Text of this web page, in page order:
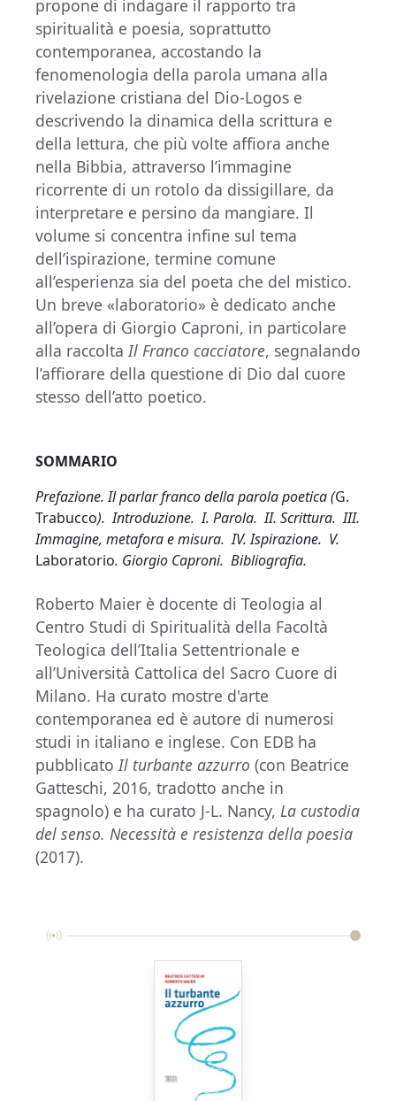
propone di indagare il rapporto tra
spiritualità e poesia, soprattutto
contemporanea, accostando la
fenomenologia della parola umana alla
rivelazione cristiana del Dio-Logos e
descrivendo la dinamica della scrittura e
della lettura, che più volte affiora anche
nella Bibbia, attraverso l’immagine
ricorrente di un rotolo da dissigillare, da
interpretare e persino da mangiare. Il
volume si concentra infine sul tema
dell’ispirazione, termine comune
all’esperienza sia del poeta che del mistico.
Un breve «laboratorio» è dedicato anche
all’opera di Giorgio Caproni, in particolare
alla raccoltaIl Franco cacciatore, segnalando
l’affiorare della questione di Dio dal cuore
stesso dell’atto poetico.
SOMMARIO
Prefazione. Il parlar franco della parola poetica (G.
Trabucco). Introduzione. I. Parola. II. Scrittura. III.
Immagine, metafora e misura. IV. Ispirazione. V.
Laboratorio. Giorgio Caproni. Bibliografia.
Roberto Maier è docente di Teologia al
Centro Studi di Spiritualità della Facoltà
Teologica dell’Italia Settentrionale e
all’Università Cattolica del Sacro Cuore di
Milano. Ha curato mostre d'arte
contemporanea ed è autore di numerosi
studi in italiano e inglese. Con EDB ha
pubblicatoIl turbante azzurro (con Beatrice
Gatteschi, 2016, tradotto anche in
spagnolo) e ha curato J-L. Nancy, La custodia
del senso. Necessità e resistenza della poesia
(2017).